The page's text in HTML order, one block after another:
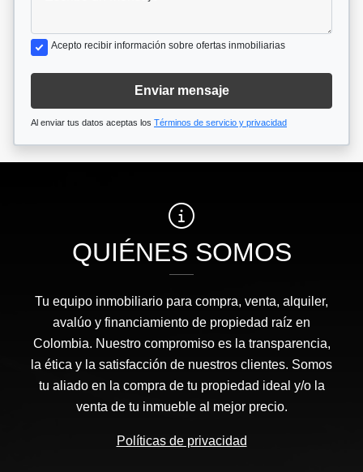
Acepto recibir información sobre ofertas inmobiliarias
Enviar mensaje
Al enviar tus datos aceptas los Términos de servicio y privacidad
QUIÉNES SOMOS
Tu equipo inmobiliario para compra, venta, alquiler,
avalúo y financiamiento de propiedad raíz en
Colombia. Nuestro compromiso es la transparencia,
la ética y la satisfacción de nuestros clientes. Somos
tu aliado en la compra de tu propiedad ideal y/o la
venta de tu inmueble al mejor precio.
Políticas de privacidad